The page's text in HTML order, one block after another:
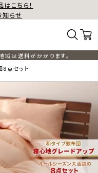
こちら！
知らせ
は送料がかかります。
点セット